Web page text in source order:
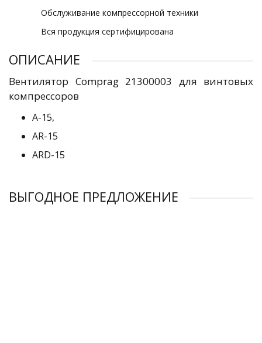
Обслуживание компрессорной техники
Вся продукция сертифицирована
ОПИСАНИЕ
Вентилятор Comprag 21300003 для винтовых
компрессоров
A-15,
AR-15
ARD-15
ВЫГОДНОЕ ПРЕДЛОЖЕНИЕ